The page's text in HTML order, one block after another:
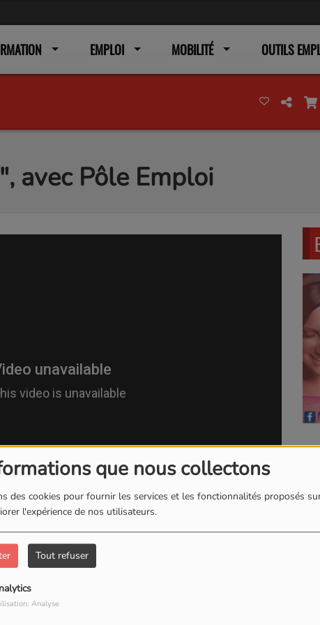
que nous collectons
des cookies pour fournir les services et les fonctionnalités proposés
l'expérience de nos utilisateurs.
Tout refuser
Analyse
EMPLOI MOBILITÉ OUTILS
avec Pôle Emploi
Personnel Pas-à-pas